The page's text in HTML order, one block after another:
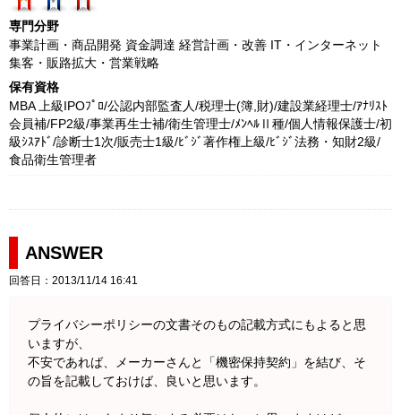
専門分野
事業計画・商品開発 資金調達 経営計画・改善 IT・インターネット
集客・販路拡大・営業戦略
保有資格
MBA 上級IPOﾌﾟﾛ/公認内部監査人/税理士(簿,財)/建設業経理士/ｱﾅﾘｽﾄ
会員補/FP2級/事業再生士補/衛生管理士/ﾒﾝﾍﾙⅡ種/個人情報保護士/初
級ｼｽｱﾄﾞ/診断士1次/販売士1級/ﾋﾞｼﾞ著作権上級/ﾋﾞｼﾞ法務・知財2級/
食品衛生管理者
ANSWER
回答日：2013/11/14 16:41
プライバシーポリシーの文書そのもの記載方式にもよると思
いますが、
不安であれば、メーカーさんと「機密保持契約」を結び、そ
の旨を記載しておけば、良いと思います。